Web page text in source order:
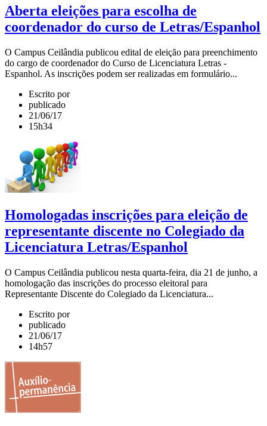
Aberta eleições para escolha de
coordenador do curso de Letras/Espanhol
O Campus Ceilândia publicou edital de eleição para preenchimento
do cargo de coordenador do Curso de Licenciatura Letras -
Espanhol. As inscrições podem ser realizadas em formulário...
Escrito por
publicado
21/06/17
15h34
Homologadas inscrições para eleição de
representante discente no Colegiado da
Licenciatura Letras/Espanhol
O Campus Ceilândia publicou nesta quarta-feira, dia 21 de junho, a
homologação das inscrições do processo eleitoral para
Representante Discente do Colegiado da Licenciatura...
Escrito por
publicado
21/06/17
14h57